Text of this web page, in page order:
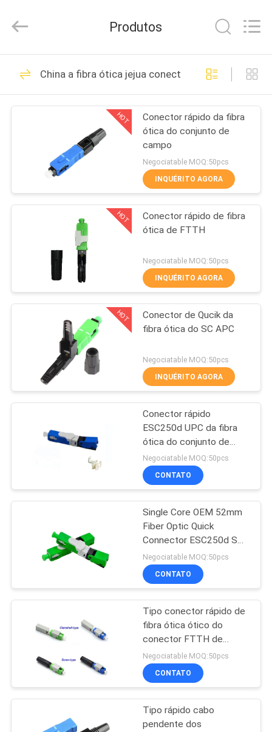
CASA
PRODUTOS
EXCURSÃO
CONTROLE
DA
QUALIDADE
CONTACTE-
UMAS
MAPA
POLICY
LIMITED.
Reserved.
GPON ONU
ONTÁRIO
419
Huawei GPON ONU
143
WiFi GPON ONU
onu do epon do wifi
XPON ONTÁRIO
11
Produtos
China a fibra ótica jejua conector
HOT
Conector rápido da fibra
ótica do conjunto de
campo
Negociatable MOQ:50pcs
INQUÉRITO AGORA
HOT
Conector rápido de fibra
ótica de FTTH
Negociatable MOQ:50pcs
INQUÉRITO AGORA
HOT
Conector de Qucik da
fibra ótica do SC APC
Negociatable MOQ:50pcs
INQUÉRITO AGORA
Conector rápido
ESC250d UPC da fibra
ótica do conjunto de
campo do SC APC
Negociatable MOQ:50pcs
CONTATO
Single Core OEM 52mm
Fiber Optic Quick
Connector ESC250d SC
APC Fast Connector
Negociatable MOQ:50pcs
CONTATO
Tipo conector rápido de
fibra ótica ótico do
conector FTTH de
conjunto de campo do
SC APC 50mm de C
Negociatable MOQ:50pcs
CONTATO
Tipo rápido cabo
pendente dos